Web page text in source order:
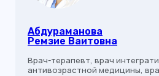
Абдураманова
Ремзие Ваитовна
Врач-терапевт, врач
антивозрастной медицины,